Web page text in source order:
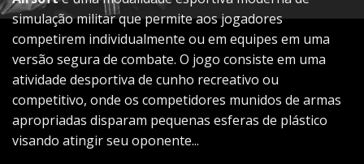
simulação militar que permite aos jogadores
competirem individualmente ou em equipes em uma
versão segura de combate. O jogo consiste em uma
atividade desportiva de cunho recreativo ou
competitivo, onde os competidores munidos de armas
apropriadas disparam pequenas esferas de plástico
visando atingir seu oponente...